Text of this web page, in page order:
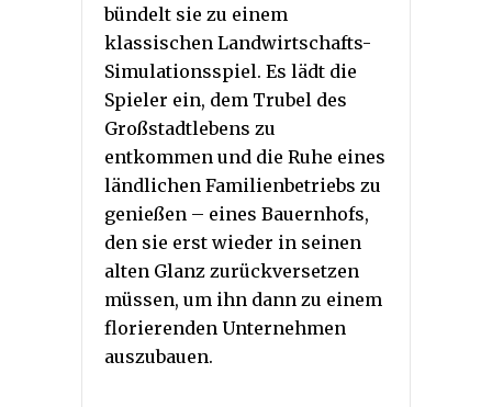
bündelt sie zu einem
klassischen Landwirtschafts-
Simulationsspiel. Es lädt die
Spieler ein, dem Trubel des
Großstadtlebens zu
entkommen und die Ruhe eines
ländlichen Familienbetriebs zu
genießen – eines Bauernhofs,
den sie erst wieder in seinen
alten Glanz zurückversetzen
müssen, um ihn dann zu einem
florierenden Unternehmen
auszubauen.